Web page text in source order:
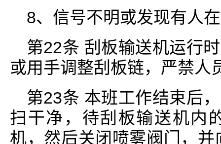
8、信号不明或发现有人
第22条 刮板输送机运行
或用手调整刮板链，严禁人
第23条 本班工作结束后
扫干净，待刮板输送机内
机，然后关闭喷雾阀门，